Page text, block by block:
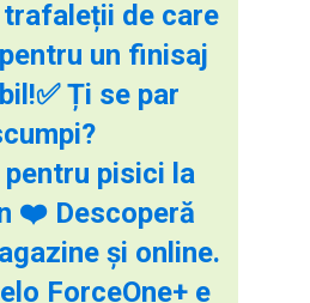
de care
un finisaj
Ți se par
pisici la
❤️ Descoperă
și online.
ForceOne+ e